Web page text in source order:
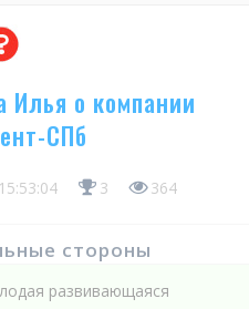
Илья о компании
СПб
3 364
стороны
развивающаяся